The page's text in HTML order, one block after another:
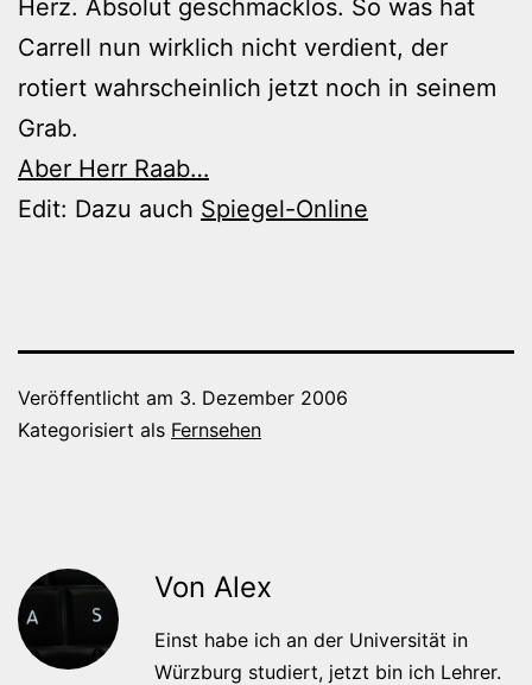
Herz. Absolut geschmacklos. So was hat
Carrell nun wirklich nicht verdient, der
rotiert wahrscheinlich jetzt noch in seinem
Grab.
Aber Herr Raab…
Edit: Dazu auch Spiegel-Online
Veröffentlicht am 3. Dezember 2006
Kategorisiert als Fernsehen
Von Alex
Einst habe ich an der Universität in
Würzburg studiert, jetzt bin ich Lehrer.